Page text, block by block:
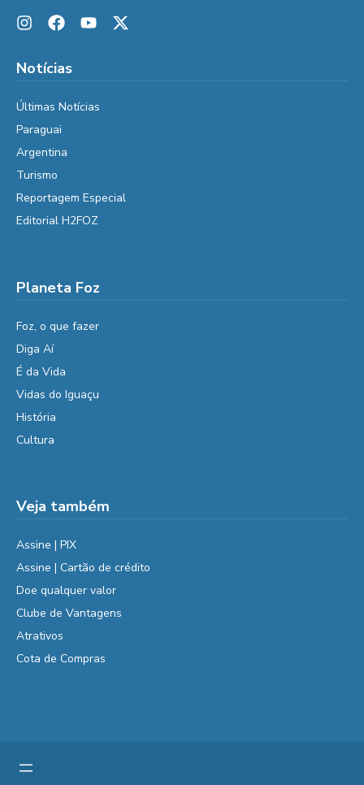
Notícias
Últimas Notícias
Paraguai
Argentina
Turismo
Reportagem Especial
Editorial H2FOZ
Planeta Foz
Foz, o que fazer
Diga Aí
É da Vida
Vidas do Iguaçu
História
Cultura
Veja também
Assine | PIX
Assine | Cartão de crédito
Doe qualquer valor
Clube de Vantagens
Atrativos
Cota de Compras